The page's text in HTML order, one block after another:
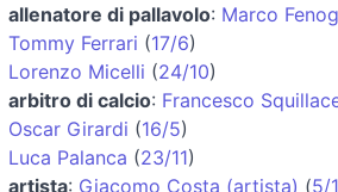
allenatore di pallavolo: Marco
Tommy Ferrari (17/6)
Lorenzo Micelli (24/10)
arbitro di calcio: Francesco
Oscar Girardi (16/5)
Luca Palanca (23/11)
artista: Giacomo Costa (artista) (5/